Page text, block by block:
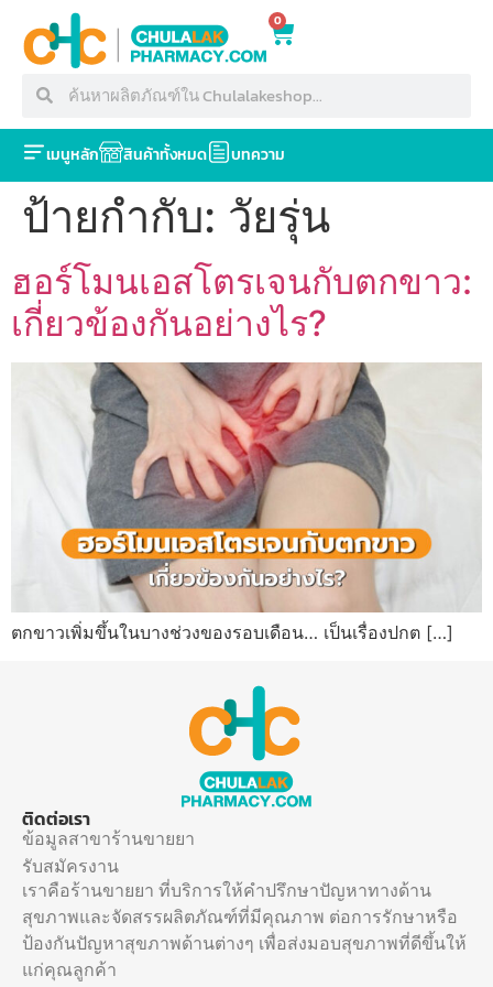
0
เมนูหลัก สินค้าทั้งหมด บทความ
ป้ายกำกับ: วัยรุ่น
ฮอร์โมนเอสโตรเจนกับตกขาว:
เกี่ยวข้องกันอย่างไร?
ตกขาวเพิ่มขึ้นในบางช่วงของรอบเดือน… เป็นเรื่องปกต […]
ติดต่อเรา
ข้อมูลสาขาร้านขายยา
รับสมัครงาน
เราคือร้านขายยา ที่บริการให้คำปรึกษาปัญหาทางด้าน
สุขภาพและจัดสรรผลิตภัณฑ์ที่มีคุณภาพ ต่อการรักษาหรือ
ป้องกันปัญหาสุขภาพด้านต่างๆ เพื่อส่งมอบสุขภาพที่ดีขึ้นให้
แก่คุณลูกค้า